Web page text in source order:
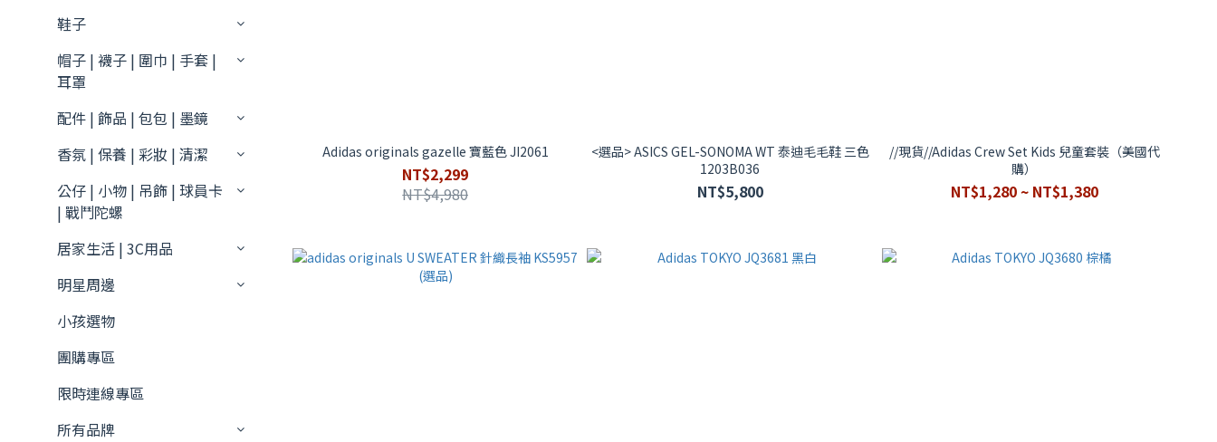
鞋子
帽子 | 襪子 | 圍巾 | 手套 |
耳罩
配件 | 飾品 | 包包 | 墨鏡
香氛 | 保養 | 彩妝 | 清潔
公仔 | 小物 | 吊飾 | 球員卡
| 戰鬥陀螺
居家生活 | 3C用品
明星周邊
小孩選物
團購專區
限時連線專區
所有品牌
Adidas originals gazelle 寶藍色 JI2061
NT$2,299
NT$4,980
<選品> ASICS GEL-SONOMA WT 泰迪毛毛鞋 三色
1203B036
NT$5,800
//現貨//Adidas Crew Set Kids 兒童套裝（美國代
購）
NT$1,280 ~ NT$1,380